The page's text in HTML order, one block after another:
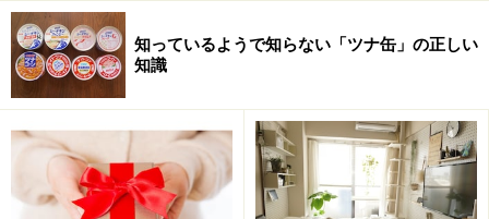
知っているようで知らない「ツナ缶」の正しい
知識